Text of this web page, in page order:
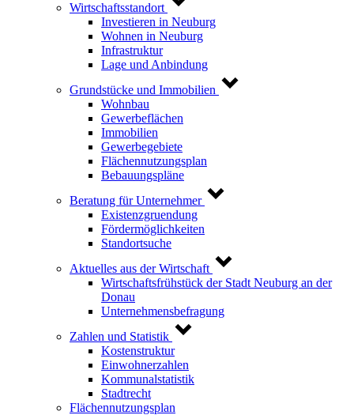
Wirtschaftsstandort
Investieren in Neuburg
Wohnen in Neuburg
Infrastruktur
Lage und Anbindung
Grundstücke und Immobilien
Wohnbau
Gewerbeflächen
Immobilien
Gewerbegebiete
Flächennutzungsplan
Bebauungspläne
Beratung für Unternehmer
Existenzgruendung
Fördermöglichkeiten
Standortsuche
Aktuelles aus der Wirtschaft
Wirtschaftsfrühstück der Stadt Neuburg an der
Donau
Unternehmensbefragung
Zahlen und Statistik
Kostenstruktur
Einwohnerzahlen
Kommunalstatistik
Stadtrecht
Flächennutzungsplan